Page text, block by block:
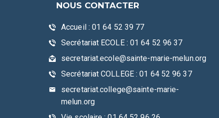
NOUS CONTACTER
Accueil : 01 64 52 39 77
Secrétariat ECOLE : 01 64 52 96 37
secretariat.ecole@sainte-marie-melun.org
Secrétariat COLLEGE : 01 64 52 96 37
secretariat.college@sainte-marie-
melun.org